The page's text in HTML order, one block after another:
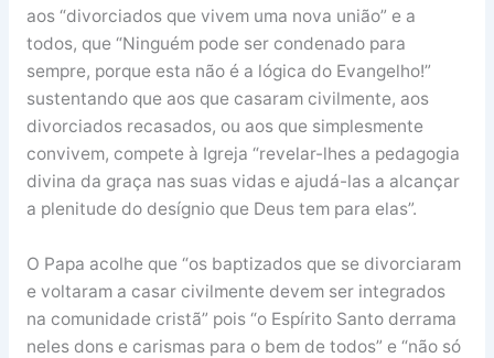
aos “divorciados que vivem uma nova união” e a
todos, que “Ninguém pode ser condenado para
sempre, porque esta não é a lógica do Evangelho!”
sustentando que aos que casaram civilmente, aos
divorciados recasados, ou aos que simplesmente
convivem, compete à Igreja “revelar-lhes a pedagogia
divina da graça nas suas vidas e ajudá-las a alcançar
a plenitude do desígnio que Deus tem para elas”.
O Papa acolhe que “os baptizados que se divorciaram
e voltaram a casar civilmente devem ser integrados
na comunidade cristã” pois “o Espírito Santo derrama
neles dons e carismas para o bem de todos” e “não só